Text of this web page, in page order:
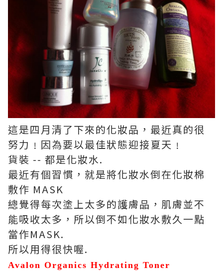
這是四月清了下來的化妝品，最近真的很
努力﹗因為要以最佳狀態迎接夏天﹗
貨裝 -- 都是化妝水.
最近有個習慣，就是將化妝水倒在化妝棉
敷作 MASK
總覺得每次塗上太多的護膚品，肌膚並不
能吸收太多，所以倒不如化妝水敷久一點
當作MASK.
所以用得很快喔.
Avalon Organics Hydrating Toner